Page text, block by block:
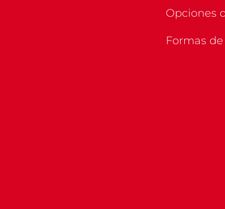
Opciones
Formas